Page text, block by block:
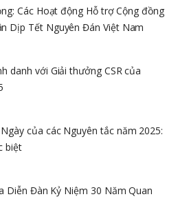
Các Hoạt động Hỗ trợ Cộng đồng
Dịp Tết Nguyên Đán Việt Nam
danh với Giải thưởng CSR của
của các Nguyên tắc năm 2025:
biệt
Diễn Đàn Kỷ Niệm 30 Năm Quan